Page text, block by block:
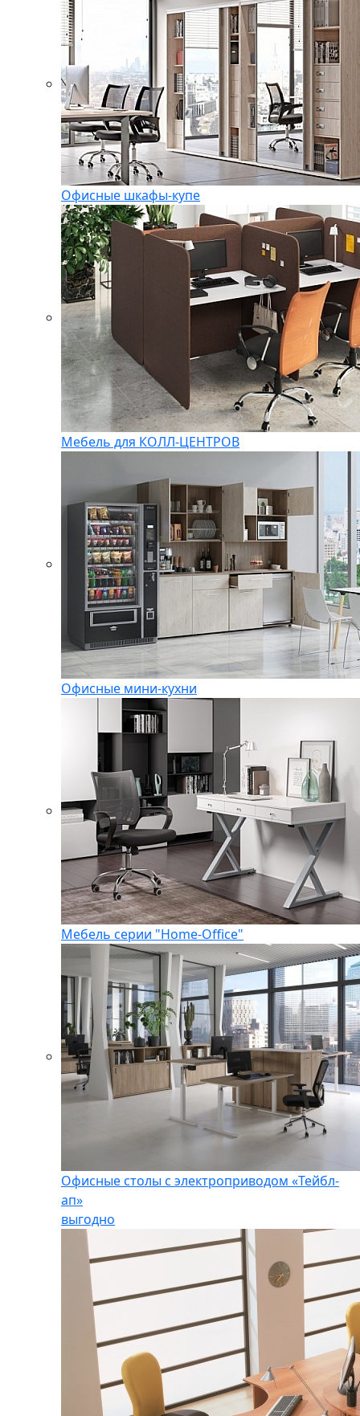
Офисные шкафы-купе
Мебель для КОЛЛ-ЦЕНТРОВ
Офисные мини-кухни
Мебель серии "Home-Office"
Офисные столы с электроприводом «Тейбл-
ап»
выгодно